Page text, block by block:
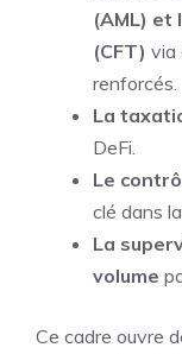
(AML) et
(CFT) via
renforcés.
La
DeFi.
Le
clé dans
La
volume
Ce cadre ouvre